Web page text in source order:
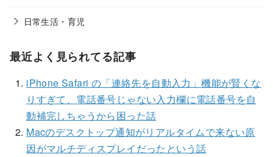
日常生活・育児
最近よく見られてる記事
iPhone Safari の「連絡先を自動入力」機能が賢くな
りすぎて、電話番号じゃない入力欄に電話番号を自
動補完しちゃうから困った話
Macのデスクトップ通知がリアルタイムで来ない原
因がマルチディスプレイだったという話